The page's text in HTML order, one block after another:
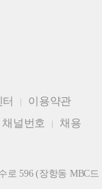
이용약관
널번호
채용
596 (장항동 MBC드